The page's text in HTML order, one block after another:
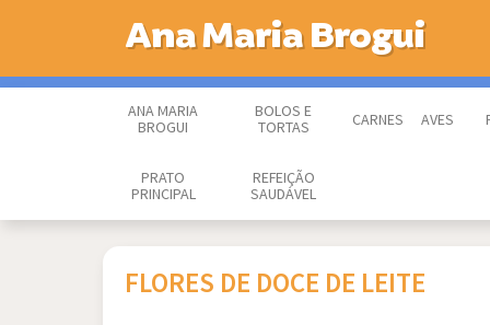
Ana Maria Brogui
ANA MARIA
BROGUI
BOLOS E
TORTAS
CARNES AVES
PRATO
PRINCIPAL
REFEIÇÃO
SAUDÁVEL
FLORES DE DOCE DE LEITE